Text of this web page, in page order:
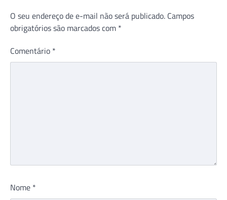
O seu endereço de e-mail não será publicado. Campos
obrigatórios são marcados com *
Comentário *
Nome *